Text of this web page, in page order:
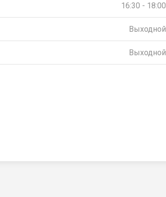
16:30 - 18:00
Выходной
Выходной